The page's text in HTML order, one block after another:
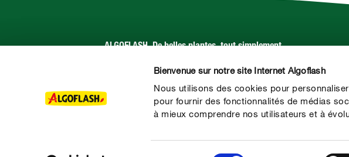
Bienvenue sur notre site Internet Algoflash
Nous utilisons des cookies pour
pour fournir des fonctionnalités de médias
à mieux comprendre nos utilisateurs et à
ALGOFLASH. De belles plantes, tout simplement.